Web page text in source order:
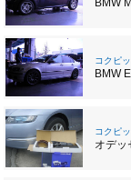
BMW
コクピ
BMW
コクピ
オデ